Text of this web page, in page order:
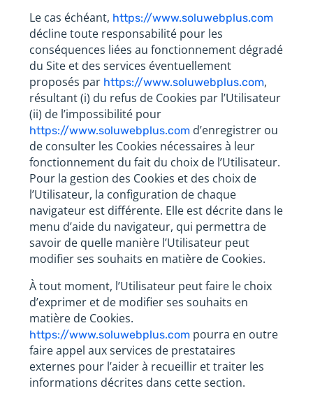
Le cas échéant, https://www.soluwebplus.com
décline toute responsabilité pour les
conséquences liées au fonctionnement dégradé
du Site et des services éventuellement
proposés par https://www.soluwebplus.com,
résultant (i) du refus de Cookies par l’Utilisateur
(ii) de l’impossibilité pour
https://www.soluwebplus.com d’enregistrer ou
de consulter les Cookies nécessaires à leur
fonctionnement du fait du choix de l’Utilisateur.
Pour la gestion des Cookies et des choix de
l’Utilisateur, la configuration de chaque
navigateur est différente. Elle est décrite dans le
menu d’aide du navigateur, qui permettra de
savoir de quelle manière l’Utilisateur peut
modifier ses souhaits en matière de Cookies.
À tout moment, l’Utilisateur peut faire le choix
d’exprimer et de modifier ses souhaits en
matière de Cookies.
https://www.soluwebplus.com pourra en outre
faire appel aux services de prestataires
externes pour l’aider à recueillir et traiter les
informations décrites dans cette section.